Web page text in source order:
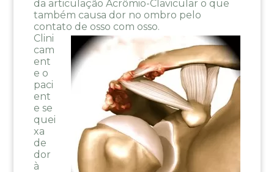
da articulação Acrômio-Clavicular o que
também causa dor no ombro pelo
contato de osso com osso.
Clini
cam
ent
e o
paci
ent
e se
quei
xa
de
dor
à